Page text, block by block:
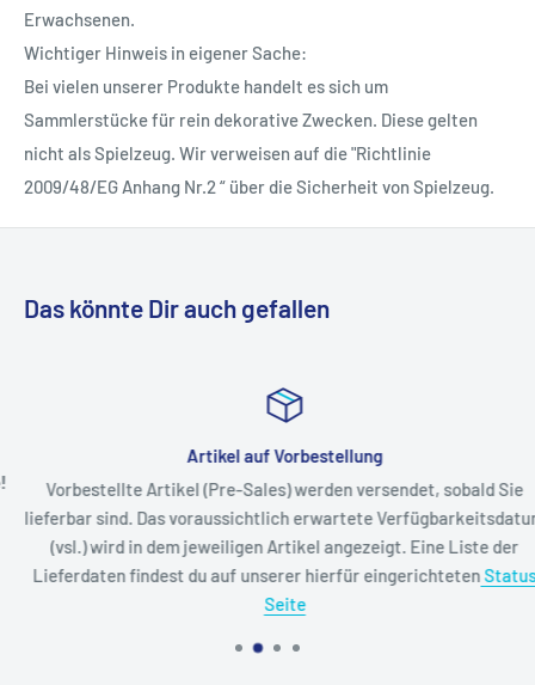
Erwachsenen.
Wichtiger Hinweis in eigener Sache:
Bei vielen unserer Produkte handelt es sich um
Sammlerstücke für rein dekorative Zwecken. Diese gelten
nicht als Spielzeug. Wir verweisen auf die "Richtlinie
2009/48/EG Anhang Nr.2 “ über die Sicherheit von Spielzeug.
Das könnte Dir auch gefallen
Artikel auf Vorbestellung
Vorbestellte Artikel (Pre-Sales) werden versendet, sobald Sie
lieferbar sind. Das voraussichtlich erwartete Verfügbarkeitsdatum
(vsl.) wird in dem jeweiligen Artikel angezeigt. Eine Liste der
Lieferdaten findest du auf unserer hierfür eingerichtetenStatus
Seite